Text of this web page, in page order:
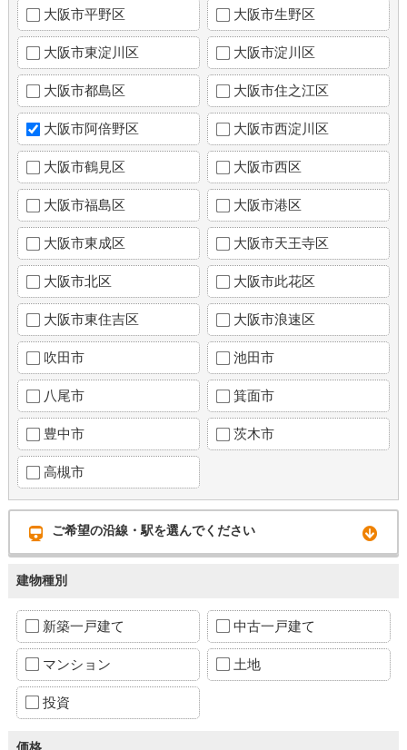
大阪市平野区 大阪市生野区
大阪市東淀川区 大阪市淀川区
大阪市都島区 大阪市住之江区
大阪市阿倍野区 大阪市西淀川区
大阪市鶴見区 大阪市西区
大阪市福島区 大阪市港区
大阪市東成区 大阪市天王寺区
大阪市北区 大阪市此花区
大阪市東住吉区 大阪市浪速区
吹田市 池田市
八尾市 箕面市
豊中市 茨木市
高槻市
ご希望の沿線・駅を選んでください
建物種別
新築一戸建て 中古一戸建て
マンション 土地
投資